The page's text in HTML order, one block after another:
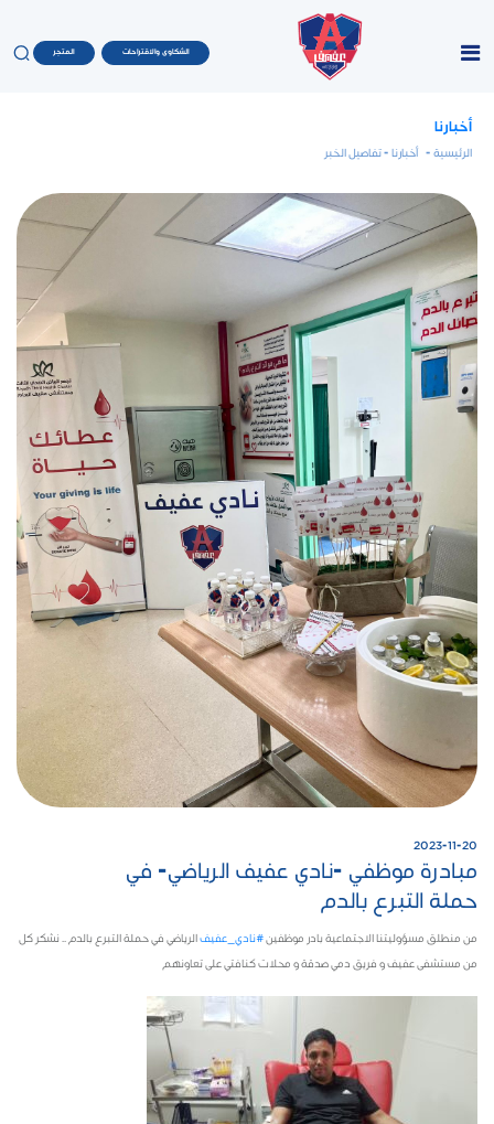
الشكاوى والاقتراحات المتجر
أخبارنا
الرئيسية - أخبارنا - تفاصيل الخبر
2023-11-20
مبادرة موظفي -نادي عفيف الرياضي- في
حملة التبرع بالدم
من منطلق مسؤوليتناالاجتماعية بادر موظفين#نادي_عفيفالرياضي في حملة التبرع بالدم .. نشكر كل
من مستشفى عفيف و فريق دمي صدقة و محلات كنافتي على تعاونهم